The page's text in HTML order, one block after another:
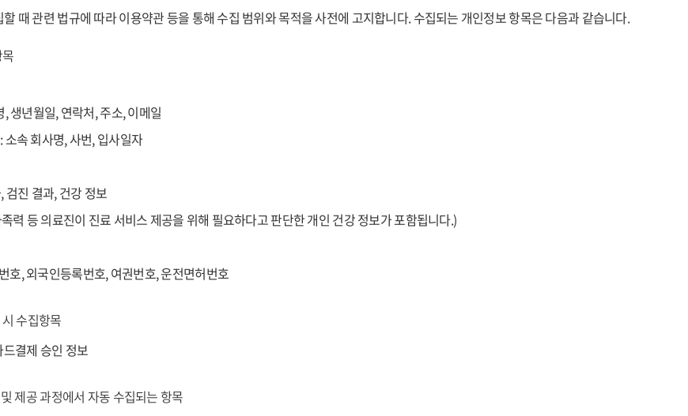
때 관련 법규에 따라 이용약관 등을 통해 수집 범위와 목적을 사전에 고지합니다. 수집되는 개인정보 항목은 다음과 같습니다.
생년월일, 연락처, 주소, 이메일
소속 회사명, 사번, 입사일자
검진 결과, 건강 정보
력 등 의료진이 진료 서비스 제공을 위해 필요하다고 판단한 개인 건강 정보가 포함됩니다.)
호, 외국인등록번호, 여권번호, 운전면허번호
수집항목
결제 승인 정보
제공 과정에서 자동 수집되는 항목